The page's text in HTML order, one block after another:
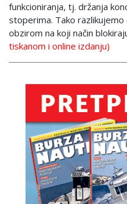
funkcioniranja, tj. držanja
stoperima. Tako
obzirom na koji način
tiskanom i online izdanju)